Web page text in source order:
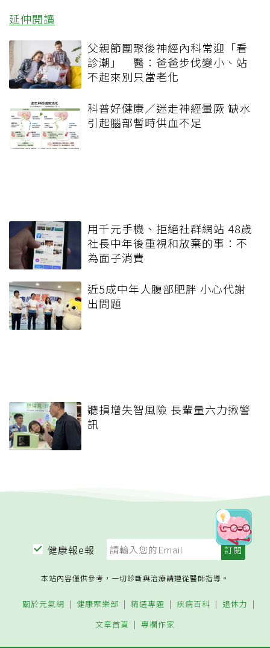
延伸閱讀
父親節團聚後神經內科常迎「看
診潮」 醫：爸爸步伐變小、站
不起來別只當老化
科普好健康／迷走神經暈厥 缺水
引起腦部暫時供血不足
用千元手機、拒絕社群網站 48歲
社長中年後重視和放棄的事：不
為面子消費
近5成中年人腹部肥胖 小心代謝
出問題
聽損增失智風險 長輩量六力揪警
訊
健康報e報
本站內容僅供參考，一切診斷與治療請遵從醫師指導。
關於元氣網 健康聚樂部 精選專題 疾病百科
退休力
文章首頁
專欄作家